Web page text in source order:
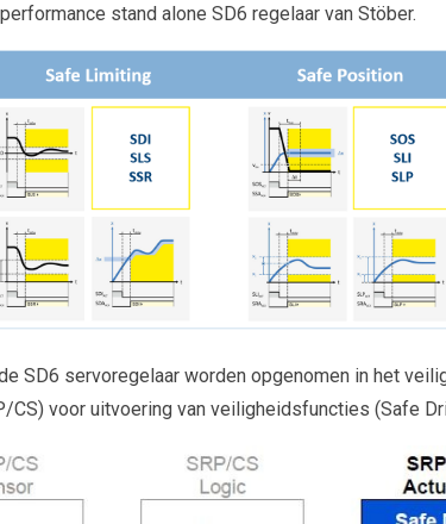
stand alone SD6 regelaar van Stöber.
SD6 servoregelaar worden opgenomen in het
CS) voor uitvoering van veiligheidsfuncties (Safe